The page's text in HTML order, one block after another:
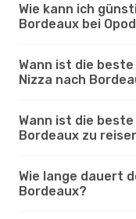
Wie kann ich
Bordeaux bei
Wann ist die
Nizza nach
Wann ist die
Bordeaux zu
Wie lange dauert
Bordeaux?